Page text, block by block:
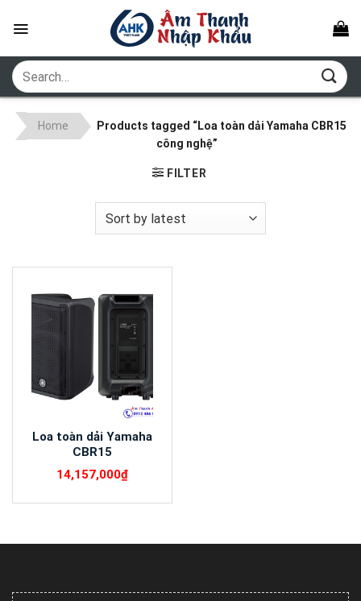
Search
for:
Home
Products tagged “Loa toàn dải Yamaha CBR15
công nghệ”
FILTER
Loa toàn dải Yamaha
CBR15
14,157,000₫